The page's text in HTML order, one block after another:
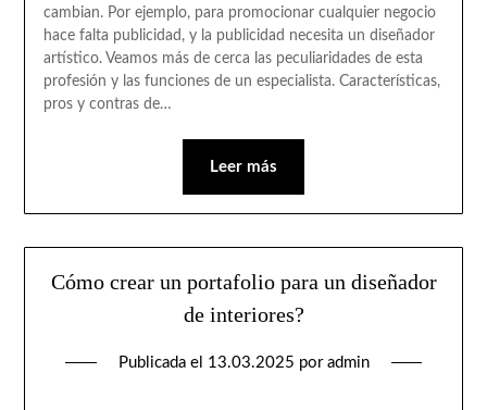
cambian. Por ejemplo, para promocionar cualquier negocio
hace falta publicidad, y la publicidad necesita un diseñador
artístico. Veamos más de cerca las peculiaridades de esta
profesión y las funciones de un especialista. Características,
pros y contras de…
Leer más
Cómo crear un portafolio para un diseñador
de interiores?
Publicada el 13.03.2025 por admin